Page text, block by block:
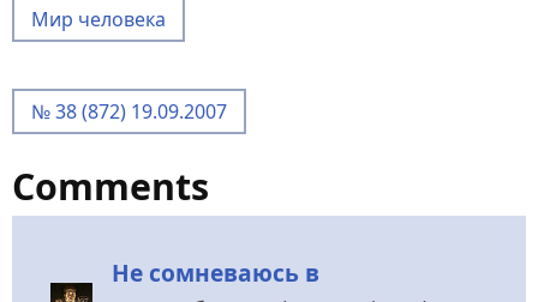
Мир человека
№ 38 (872) 19.09.2007
Comments
Не сомневаюсь в